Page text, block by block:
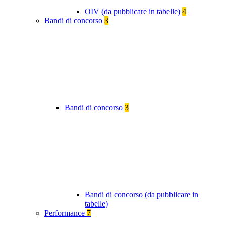
OIV (da pubblicare in tabelle) 4
Bandi di concorso 3
Bandi di concorso 3
Bandi di concorso (da pubblicare in
tabelle)
Performance 7